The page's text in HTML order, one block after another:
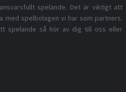
spelande. Det är viktigt att
med spelbolagen vi har som partners.
spelande så hör av dig till oss eller